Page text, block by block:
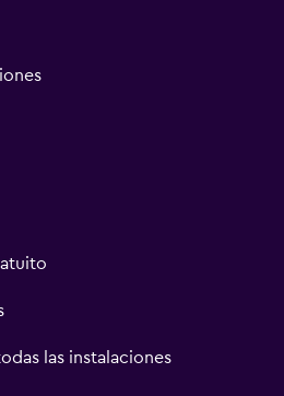
las instalaciones